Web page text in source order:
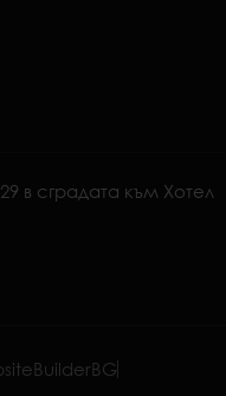
в сградата към Хотел